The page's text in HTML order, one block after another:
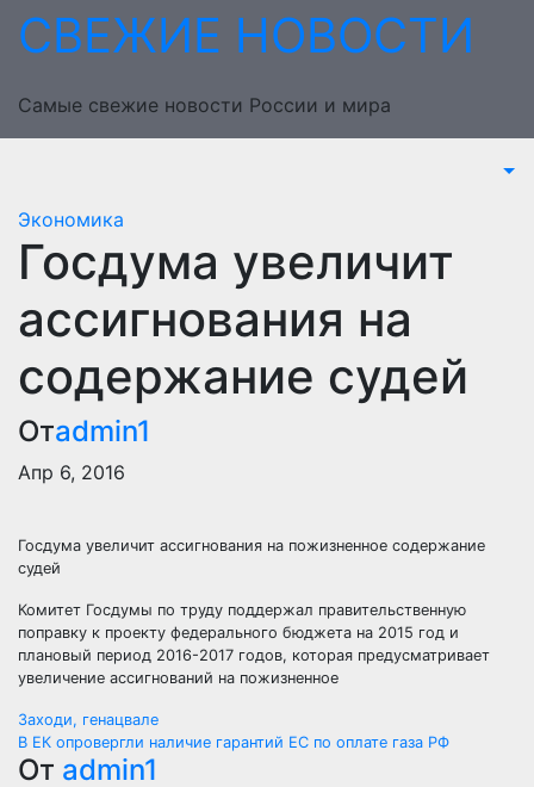
Перейти
СВЕЖИЕ НОВОСТИ
Самые свежие новости России и мира
Экономика
Госдума увеличит
ассигнования на
содержание судей
Отadmin1
Апр 6, 2016
Госдума увеличит ассигнования на пожизненное содержание
судей
Комитет Госдумы по труду поддержал правительственную
поправку к проекту федерального бюджета на 2015 год и
плановый период 2016-2017 годов, которая предусматривает
увеличение ассигнований на пожизненное
Навигация
по
Заходи, генацвале
В ЕК опровергли наличие гарантий ЕС по оплате газа РФ
От admin1